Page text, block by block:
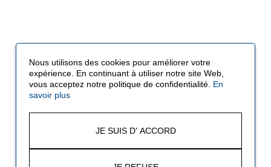
Nous utilisons des cookies pour améliorer votre
expérience. En continuant à utiliser notre site Web,
vous acceptez notre politique de confidentialité. En
savoir plus
JE SUIS D' ACCORD